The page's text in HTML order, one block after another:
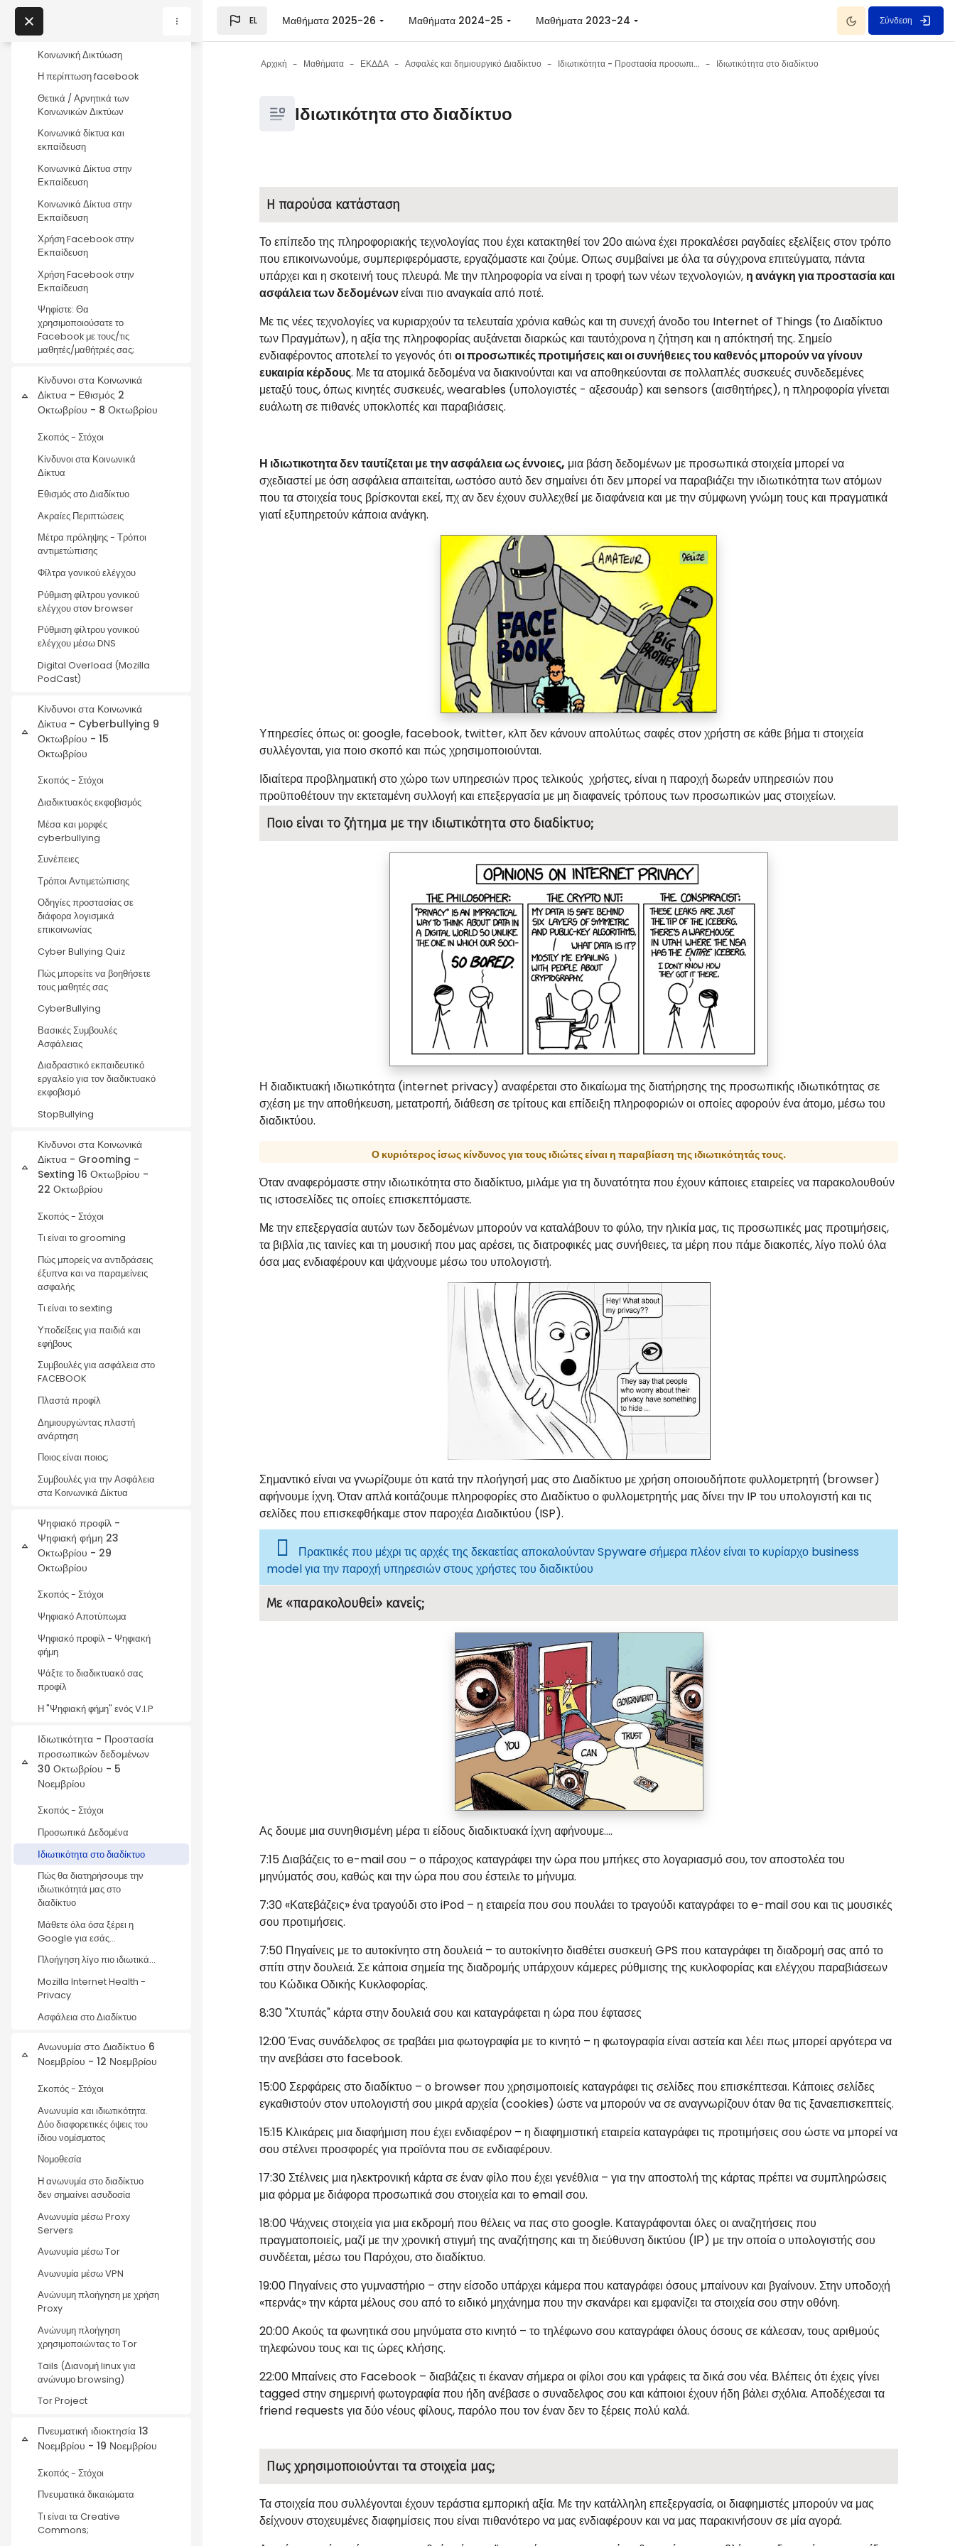
Μπλοκ
Μπλοκ
Οκτωβρίου
Σκοπός - Στόχοι
Κοινωνική Δικτύωση
Η περίπτωση facebook
Θετικά / Αρνητικά των
Κοινωνικών Δικτύων
Κοινωνικά δίκτυα και
εκπαίδευση
Κοινωνικά Δίκτυα στην
Εκπαίδευση
Κοινωνικά Δίκτυα στην
Εκπαίδευση
Χρήση Facebook στην
Εκπαίδευση
Χρήση Facebook στην
Εκπαίδευση
Ψηφίστε: Θα
χρησιμοποιούσατε το
Facebook με τους/τις
μαθητές/μαθήτριές σας;
Σύμπτυξη
Κίνδυνοι στα Κοινωνικά
Δίκτυα - Εθισμός 2
Οκτωβρίου - 8 Οκτωβρίου
Σκοπός - Στόχοι
Κίνδυνοι στα Κοινωνικά
Δίκτυα
Εθισμός στο Διαδίκτυο
Ακραίες Περιπτώσεις
Μέτρα πρόληψης - Τρόποι
αντιμετώπισης
Φίλτρα γονικού ελέγχου
Ρύθμιση φίλτρου γονικού
ελέγχου στον browser
Ρύθμιση φίλτρου γονικού
ελέγχου μέσω DNS
Digital Overload (Mozilla
PodCast)
Σύμπτυξη
Κίνδυνοι στα Κοινωνικά
Δίκτυα - Cyberbullying 9
Οκτωβρίου - 15
Οκτωβρίου
Σκοπός - Στόχοι
Διαδικτυακός εκφοβισμός
Μέσα και μορφές
cyberbullying
Συνέπειες
Τρόποι Αντιμετώπισης
Οδηγίες προστασίας σε
διάφορα λογισμικά
επικοινωνίας
Cyber Bullying Quiz
Πώς μπορείτε να βοηθήσετε
τους μαθητές σας
CyberBullying
Βασικές Συμβουλές
Ασφάλειας
Διαδραστικό εκπαιδευτικό
εργαλείο για τον διαδικτυακό
εκφοβισμό
StopBullying
Σύμπτυξη
Κίνδυνοι στα Κοινωνικά
Δίκτυα - Grooming -
Sexting 16 Οκτωβρίου -
22 Οκτωβρίου
Σκοπός - Στόχοι
Τι είναι το grooming
Πώς μπορείς να αντιδράσεις
έξυπνα και να παραμείνεις
ασφαλής
Τι είναι το sexting
Υποδείξεις για παιδιά και
εφήβους
Συμβουλές για ασφάλεια στο
FACEBOOK
Πλαστά προφίλ
Δημιουργώντας πλαστή
ανάρτηση
Ποιος είναι ποιος;
Συμβουλές για την Ασφάλεια
στα Κοινωνικά Δίκτυα
Σύμπτυξη
Ψηφιακό προφίλ -
Ψηφιακή φήμη 23
Οκτωβρίου - 29
Οκτωβρίου
Σκοπός - Στόχοι
Ψηφιακό Αποτύπωμα
Ψηφιακό προφίλ - Ψηφιακή
φήμη
Ψάξτε το διαδικτυακό σας
προφίλ
Η "Ψηφιακή φήμη" ενός V.I.P
Σύμπτυξη
Ιδιωτικότητα - Προστασία
προσωπικών δεδομένων
30 Οκτωβρίου - 5
Νοεμβρίου
Σκοπός - Στόχοι
Προσωπικά Δεδομένα
Ιδιωτικότητα στο διαδίκτυο
Πώς θα διατηρήσoυμε την
ιδιωτικότητά μας στο
διαδίκτυο
Μάθετε όλα όσα ξέρει η
Google για εσάς...
Πλοήγηση λίγο πιο ιδιωτικά...
Mozilla Internet Health -
Privacy
Ασφάλεια στο Διαδίκτυο
Σύμπτυξη
Ανωνυμία στο Διαδίκτυο 6
Νοεμβρίου - 12 Νοεμβρίου
Σκοπός - Στόχοι
Ανωνυμία και ιδιωτικότητα.
Δύο διαφορετικές όψεις του
ίδιου νομίσματος
Νομοθεσία
Η ανωνυμία στο διαδίκτυο
δεν σημαίνει ασυδοσία
Ανωνυμία μέσω Proxy
Servers
Ανωνυμία μέσω Tor
Ανωνυμία μέσω VPN
Ανώνυμη πλοήγηση με χρήση
Proxy
Ανώνυμη πλοήγηση
χρησιμοποιώντας το Tor
Tails (Διανομή linux για
ανώνυμο browsing)
Tor Project
Σύμπτυξη
Πνευματική ιδιοκτησία 13
Νοεμβρίου - 19 Νοεμβρίου
Σκοπός - Στόχοι
Πνευματικά δικαιώματα
Τι είναι τα Creative
Commons;
EL Μαθήματα 2025-26 Μαθήματα 2024-25 Μαθήματα 2023-24 Dark Mode
Σύνδεση
Αρχική Μαθήματα ΕΚΔΔΑ Ασφαλές και δημιουργικό Διαδίκτυο Ιδιωτικότητα - Προστασία προσωπικών δεδομένων 30 Οκτωβρίου - 5 Νοεμβρίου Ιδιωτικότητα στο διαδίκτυο
ΜπλοκΙδιωτικότητα στο διαδίκτυο
Μπλοκ
Η παρούσα κατάσταση
Το επίπεδο της πληροφοριακής τεχνολογίας που έχει κατακτηθεί τον 20ο αιώνα έχει προκαλέσει ραγδαίες εξελίξεις στον τρόπο
που επικοινωνούμε, συμπεριφερόμαστε, εργαζόμαστε και ζούμε. Οπως συμβαίνει με όλα τα σύγχρονα επιτεύγματα, πάντα
υπάρχει και η σκοτεινή τους πλευρά. Με την πληροφορία να είναι η τροφή των νέων τεχνολογιών, η ανάγκη για προστασία και
ασφάλεια των δεδομένωνείναι πιο αναγκαία από ποτέ.
Με τις νέες τεχνολογίες να κυριαρχούν τα τελευταία χρόνια καθώς και τη συνεχή άνοδο του Internet of Things (το Διαδίκτυο
των Πραγμάτων), η αξία της πληροφορίας αυξάνεται διαρκώς και ταυτόχρονα η ζήτηση και η απόκτησή της. Σημείο
ενδιαφέροντος αποτελεί το γεγονός ότι οι προσωπικές προτιμήσεις και οι συνήθειες του καθενός μπορούν να γίνουν
ευκαιρία κέρδους. Με τα ατομικά δεδομένα να διακινούνται και να αποθηκεύονται σε πολλαπλές συσκευές συνδεδεμένες
μεταξύ τους, όπως κινητές συσκευές, wearables (υπολογιστές - αξεσουάρ) και sensors (αισθητήρες), η πληροφορία γίνεται
ευάλωτη σε πιθανές υποκλοπές και παραβιάσεις.
Η ιδιωτικοτητα δεν ταυτίζεται με την ασφάλεια ως έννοιες, μια βάση δεδομένων με προσωπικά στοιχεία μπορεί να
σχεδιαστεί με όση ασφάλεια απαιτείται, ωστόσο αυτό δεν σημαίνει ότι δεν μπορεί να παραβιάζει την ιδιωτικότητα των ατόμων
που τα στοιχεία τους βρίσκονται εκεί, πχ αν δεν έχουν συλλεχθεί με διαφάνεια και με την σύμφωνη γνώμη τους και πραγματικά
γιατί εξυπηρετούν κάποια ανάγκη.
Υπηρεσίες όπως οι: google, facebook, twitter, κλπ δεν κάνουν απολύτως σαφές στον χρήστη σε κάθε βήμα τι στοιχεία
συλλέγονται, για ποιο σκοπό και πώς χρησιμοποιούνται.
Ιδιαίτερα προβληματική στο χώρο των υπηρεσιών προς τελικούς χρήστες, είναι η παροχή δωρεάν υπηρεσιών που
προϋποθέτουν την εκτεταμένη συλλογή και επεξεργασία με μη διαφανείς τρόπους των προσωπικών μας στοιχείων.
Ποιο είναι το ζήτημα με την ιδιωτικότητα στο διαδίκτυο;
Η διαδικτυακή ιδιωτικότητα (internet privacy) αναφέρεται στο δικαίωμα της διατήρησης της προσωπικής ιδιωτικότητας σε
σχέση με την αποθήκευση, μετατροπή, διάθεση σε τρίτους και επίδειξη πληροφοριών οι οποίες αφορούν ένα άτομο, μέσω του
διαδικτύου.
Ο κυριότερος ίσως κίνδυνος για τους ιδιώτες είναι η παραβίαση της ιδιωτικότητάς τους.
Όταν αναφερόμαστε στην ιδιωτικότητα στο διαδίκτυο, μιλάμε για τη δυνατότητα που έχουν κάποιες εταιρείες να παρακολουθούν
τις ιστοσελίδες τις οποίες επισκεπτόμαστε.
Με την επεξεργασία αυτών των δεδομένων μπορούν να καταλάβουν το φύλο, την ηλικία μας, τις προσωπικές μας προτιμήσεις,
τα βιβλία ,τις ταινίες και τη μουσική που μας αρέσει, τις διατροφικές μας συνήθειες, τα μέρη που πάμε διακοπές, λίγο πολύ όλα
όσα μας ενδιαφέρουν και ψάχνουμε μέσω του υπολογιστή.
Σημαντικό είναι να γνωρίζουμε ότι κατά την πλοήγησή μας στο Διαδίκτυο με χρήση οποιουδήποτε φυλλομετρητή (browser)
αφήνουμε ίχνη. Όταν απλά κοιτάζουμε πληροφορίες στο Διαδίκτυο ο φυλλομετρητής μας δίνει την IP του υπολογιστή και τις
σελίδες που επισκεφθήκαμε στον παροχέα Διαδικτύου (ISP).
Πρακτικές που μέχρι τις αρχές της δεκαετίας αποκαλούνταν Spyware σήμερα πλέον είναι το κυρίαρχο business
model για την παροχή υπηρεσιών στους χρήστες του διαδικτύου
Με «παρακολουθεί» κανείς;
Ας δουμε μια συνηθισμένη μέρα τι είδους διαδικτυακά ίχνη αφήνουμε....
7:15Διαβάζεις το e-mail σου – ο πάροχος καταγράφει την ώρα που μπήκες στο λογαριασμό σου, τον αποστολέα του
μηνύματός σου, καθώς και την ώρα που σου έστειλε το μήνυμα.
7:30 «Κατεβάζεις» ένα τραγούδι στο iPod – η εταιρεία που σου πουλάει το τραγούδι καταγράφει το e-mail σου και τις μουσικές
σου προτιμήσεις.
7:50 Πηγαίνεις με το αυτοκίνητο στη δουλειά – το αυτοκίνητο διαθέτει συσκευή GPS που καταγράφει τη διαδρομή σας από το
σπίτι στην δουλειά. Σε κάποια σημεία της διαδρομής υπάρχουν κάμερες ρύθμισης της κυκλοφορίας και ελέγχου παραβιάσεων
του Κώδικα Οδικής Κυκλοφορίας.
8:30"Χτυπάς" κάρτα στην δουλειά σου και καταγράφεται η ώρα που έφτασες
12:00Ένας συνάδελφος σε τραβάει μια φωτογραφία με το κινητό – η φωτογραφία είναι αστεία και λέει πως μπορεί αργότερα να
την ανεβάσει στο facebook.
15:00Σερφάρεις στο διαδίκτυο – ο browser που χρησιμοποιείς καταγράφει τις σελίδες που επισκέπτεσαι. Κάποιες σελίδες
εγκαθιστούν στον υπολογιστή σου μικρά αρχεία (cookies) ώστε να μπορούν να σε αναγνωρίζουν όταν θα τις ξαναεπισκεπτείς.
15:15 Κλικάρεις μια διαφήμιση που έχει ενδιαφέρον – η διαφημιστική εταιρεία καταγράφει τις προτιμήσεις σου ώστε να μπορεί να
σου στέλνει προσφορές για προϊόντα που σε ενδιαφέρουν.
17:30Στέλνεις μια ηλεκτρονική κάρτα σε έναν φίλο που έχει γενέθλια – για την αποστολή της κάρτας πρέπει να συμπληρώσεις
μια φόρμα με διάφορα προσωπικά σου στοιχεία και το email σου.
18:00 Ψάχνεις στοιχεία για μια εκδρομή που θέλεις να πας στο google. Καταγράφονται όλες οι αναζητήσεις που
πραγματοποιείς, μαζί με την χρονική στιγμή της αναζήτησης και τη διεύθυνση δικτύου (ΙΡ) με την οποία ο υπολογιστής σου
συνδέεται, μέσω του Παρόχου, στο διαδίκτυο.
19:00 Πηγαίνεις στο γυμναστήριο – στην είσοδο υπάρχει κάμερα που καταγράφει όσους μπαίνουν και βγαίνουν. Στην υποδοχή
«περνάς» την κάρτα μέλους σου από το ειδικό μηχάνημα που την σκανάρει και εμφανίζει τα στοιχεία σου στην οθόνη.
20:00Ακούς τα φωνητικά σου μηνύματα στο κινητό – το τηλέφωνο σου καταγράφει όλους όσους σε κάλεσαν, τους αριθμούς
τηλεφώνου τους και τις ώρες κλήσης.
22:00 Μπαίνεις στο Facebook – διαβάζεις τι έκαναν σήμερα οι φίλοι σου και γράφεις τα δικά σου νέα. Βλέπεις ότι έχεις γίνει
tagged στην σημερινή φωτογραφία που ήδη ανέβασε ο συναδελφος σου και κάποιοι έχουν ήδη βάλει σχόλια. Αποδέχεσαι τα
friend requests για δύο νέους φίλους, παρόλο που τον έναν δεν το ξέρεις πολύ καλά.
Πως χρησιμοποιούνται τα στοιχεία μας;
Τα στοιχεία που συλλέγονται έχουν τεράστια εμπορική αξία. Με την κατάλληλη επεξεργασία, οι διαφημιστές μπορούν να μας
δείχνουν στοχευμένες διαφημίσεις που είναι πιθανότερο να μας ενδιαφέρουν και να μας παρακινήσουν σε μία αγορά.